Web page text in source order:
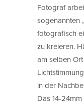
Fotograf
sogenannten
fotografisch
zu kreieren.
am selben
in der
Das 14-